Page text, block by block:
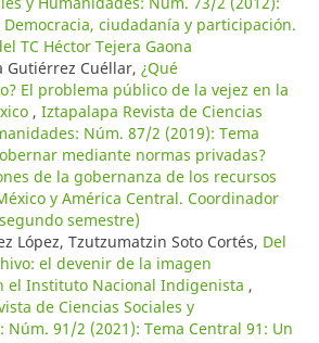
Democracia, ciudadanía y participación.
TC Héctor Tejera Gaona
Gutiérrez Cuéllar, ¿Qué
El problema público de la vejez en la
, Iztapalapa Revista de Ciencias
Núm. 87/2 (2019): Tema
mediante normas privadas?
de la gobernanza de los recursos
y América Central. Coordinador
semestre)
López, Tzutzumatzin Soto Cortés, Del
el devenir de la imagen
el Instituto Nacional Indigenista ,
de Ciencias Sociales y
Núm. 91/2 (2021): Tema Central 91: Un